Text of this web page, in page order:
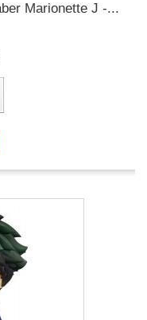
Marionette J -...